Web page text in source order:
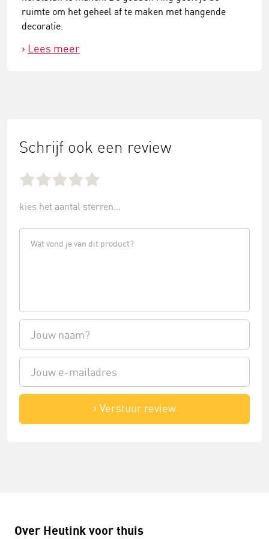
ruimte om het geheel af te maken met hangende
decoratie.
Lees meer
Schrijf ook een review
kies het aantal sterren...
Verstuur review
Over Heutink voor thuis